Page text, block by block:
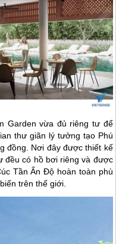
Garden vừa đủ riêng tư để
thư giãn lý tưởng tạo Phú
đồng. Nơi đây được thiết kế
đều có hồ bơi riêng và được
Tần Ấn Độ hoàn toàn phù
trên thế giới.